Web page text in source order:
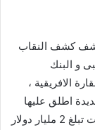
كشف كشف النقاب
و البنك
الافريقية ،
اطلق عليها
اسم ” صندوق أفريقيا للنمو معا ” بقيمة استثمارات تبلغ 2 مليار دولار